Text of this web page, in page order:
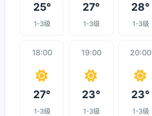
25°
1-3级
27°
1-3级
28°
1-3级
18:00
27°
1-3级
19:00
23°
1-3级
20:00
23°
1-3级